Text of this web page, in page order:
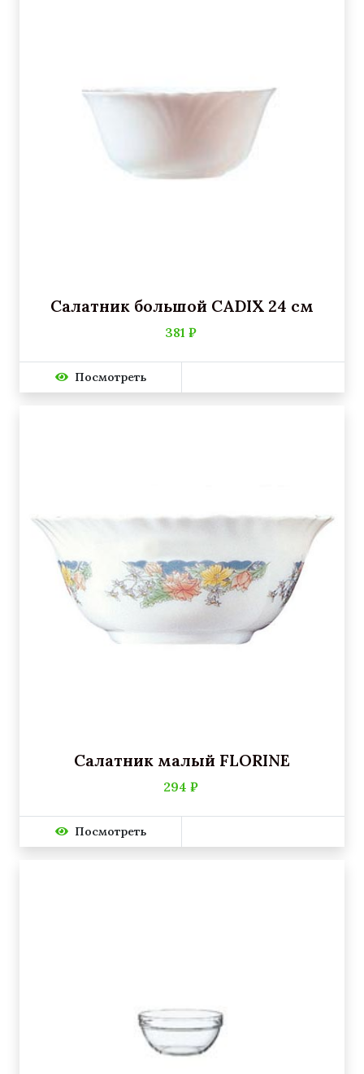
Салатник большой CADIX 24 см
381 ₽
Посмотреть
Салатник малый FLORINE
294 ₽
Посмотреть